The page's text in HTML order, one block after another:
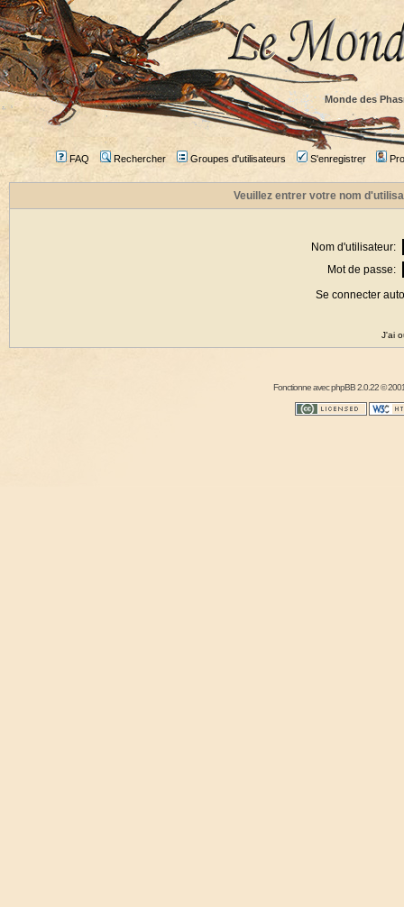
Monde des
FAQ Rechercher Groupes d'utilisateurs S'enregistrer
Veuillez entrer votre nom
Nom d'utilisateur:
Mot de passe:
Se connecter
J'ai
Fonctionne avecphpBB2.0.22 ©